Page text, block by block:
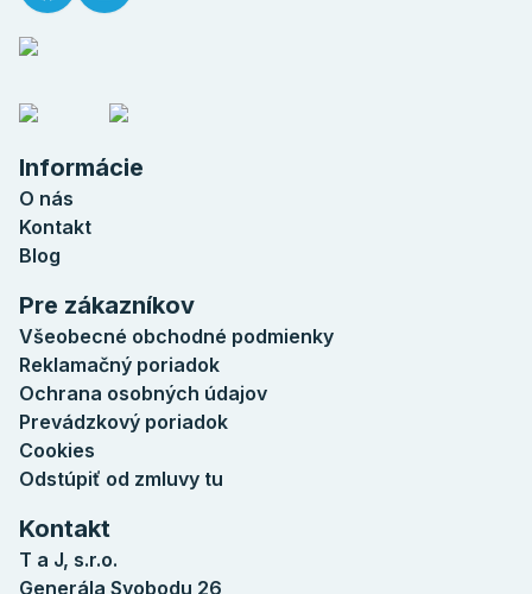
Informácie
O nás
Kontakt
Blog
Pre zákazníkov
Všeobecné obchodné podmienky
Reklamačný poriadok
Ochrana osobných údajov
Prevádzkový poriadok
Cookies
Odstúpiť od zmluvy tu
Kontakt
T a J, s.r.o.
Generála Svobodu 26